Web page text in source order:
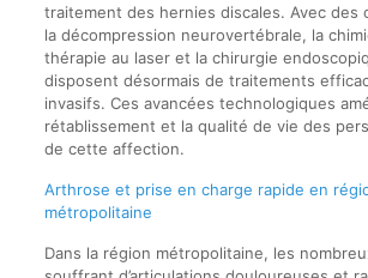
traitement des hernies discales. Avec des
la décompression neurovertébrale, la
thérapie au laser et la chirurgie
disposent désormais de traitements
invasifs. Ces avancées technologiques
rétablissement et la qualité de vie des
de cette affection.
Arthrose et prise en charge rapide en
métropolitaine
Dans la région métropolitaine, les